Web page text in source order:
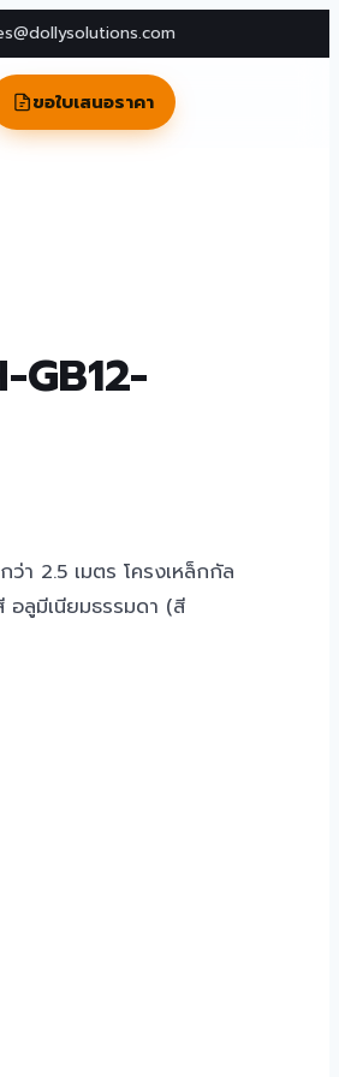
ขอใบเสนอราคา
GB12-
ว่า 2.5 เมตร โครงเหล็กกัล
อลูมีเนียมธรรมดา (สี